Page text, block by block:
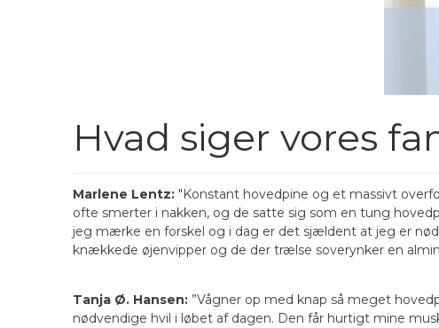
Hvad siger vores
Marlene Lentz: "Konstant hovedpine og et massivt
ofte smerter i nakken, og de satte sig som en tung
jeg mærke en forskel og i dag er det sjældent at jeg er
knækkede øjenvipper og de der trælse soverynker en
Tanja Ø. Hansen: ”Vågner op med knap så meget
nødvendige hvil i løbet af dagen. Den får hurtigt mine